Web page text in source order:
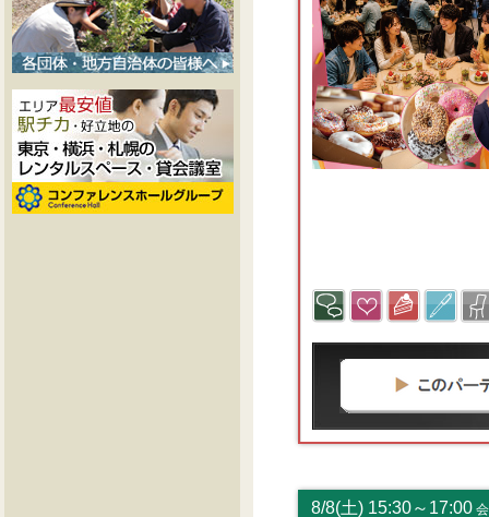
8/8(土) 15:30～17:00